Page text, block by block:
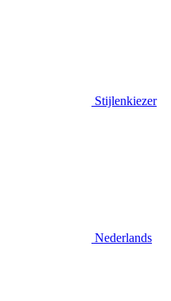
Stijlenkiezer
Nederlands